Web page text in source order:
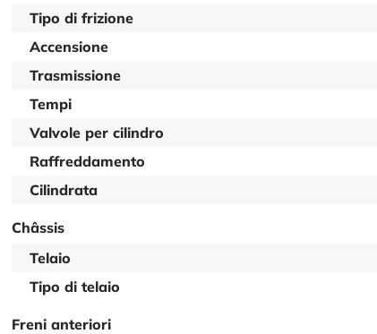
Tipo di frizione
Accensione
Trasmissione
Tempi
Valvole per cilindro
Raffreddamento
Cilindrata
Châssis
Telaio
Tipo di telaio
Freni anteriori